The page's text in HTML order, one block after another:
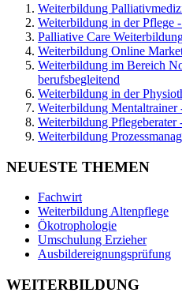
Weiterbildung
Weiterbildung in der Pflege
Palliative Care
Weiterbildung Online
Weiterbildung im Bereich
berufsbegleitend
Weiterbildung in der
Weiterbildung Mentaltrainer
Weiterbildung Pflegeberater
Weiterbildung
NEUESTE THEMEN
Fachwirt
Weiterbildung Altenpflege
Ökotrophologie
Umschulung Erzieher
Ausbildereignungsprüfung
WEITERBILDUNG